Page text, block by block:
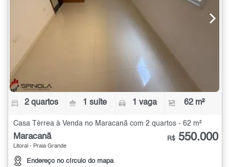
2 quartos 1 suíte 1 vaga 62 m²
Casa Térrea à Venda no Maracanã com 2 quartos - 62 m²
Maracanã
Litoral - Praia Grande
Endereço no círculo do mapa
R$ 550.000